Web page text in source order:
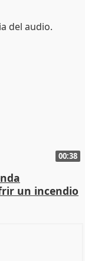
00:38
un incendio